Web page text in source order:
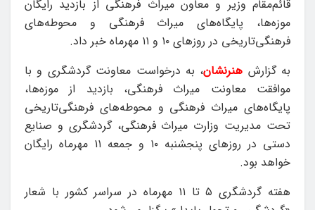
قائم‌مقام وزیر و معاون میراث فرهنگی از بازدید رایگان
موزه‌ها، پایگاه‌های میراث فرهنگی و محوطه‌های
فرهنگی‌تاریخی در روزهای ۱۰ و ۱۱ مهرماه خبر داد.
به گزارش هنرنشان، به درخواست معاونت گردشگری و با
موافقت معاونت میراث فرهنگی، بازدید از موزه‌ها،
پایگاه‌های میراث فرهنگی و محوطه‌های فرهنگی‌تاریخی
تحت مدیریت وزارت میراث فرهنگی، گردشگری و صنایع
دستی در روزهای پنجشنبه ۱۰ و جمعه ۱۱ مهرماه رایگان
خواهد بود.
هفته گردشگری ۵ تا ۱۱ مهرماه در سراسر کشور با شعار